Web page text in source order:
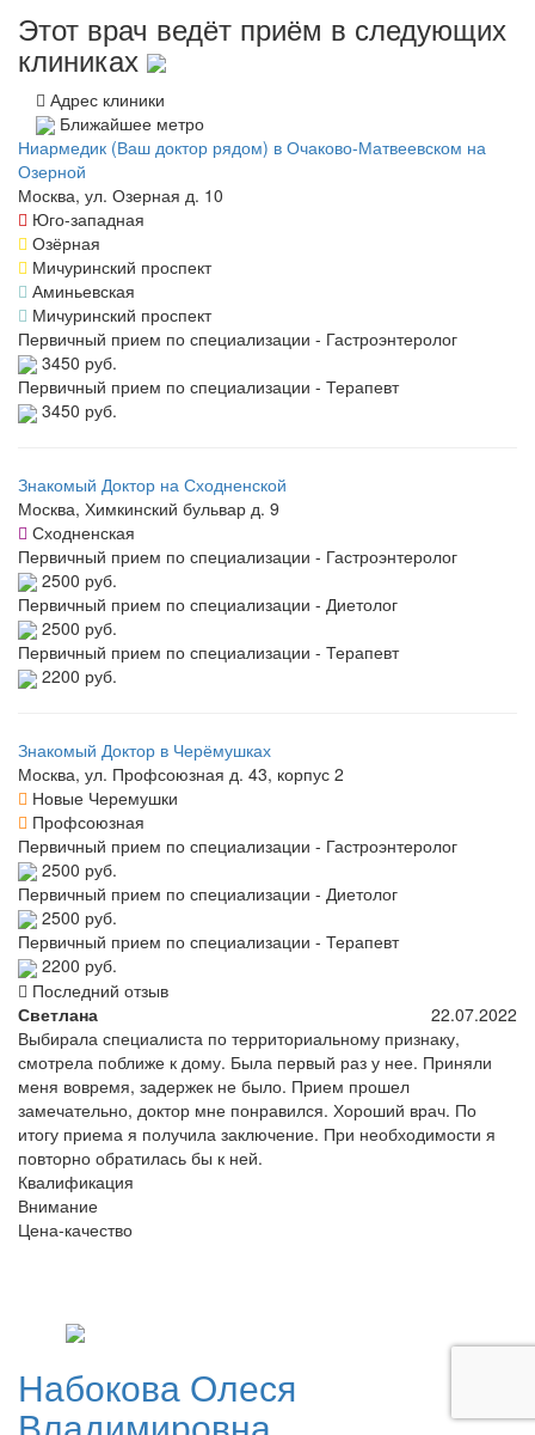
Этот врач ведёт приём в следующих
клиниках
Адрес клиники
Ближайшее метро
Ниармедик (Ваш доктор рядом) в Очаково-Матвеевском на
Озерной
Москва, ул. Озерная д. 10
Юго-западная
Озёрная
Мичуринский проспект
Аминьевская
Мичуринский проспект
Первичный прием по специализации - Гастроэнтеролог
3450 руб.
Первичный прием по специализации - Терапевт
3450 руб.
Знакомый Доктор на Сходненской
Москва, Химкинский бульвар д. 9
Сходненская
Первичный прием по специализации - Гастроэнтеролог
2500 руб.
Первичный прием по специализации - Диетолог
2500 руб.
Первичный прием по специализации - Терапевт
2200 руб.
Знакомый Доктор в Черёмушках
Москва, ул. Профсоюзная д. 43, корпус 2
Новые Черемушки
Профсоюзная
Первичный прием по специализации - Гастроэнтеролог
2500 руб.
Первичный прием по специализации - Диетолог
2500 руб.
Первичный прием по специализации - Терапевт
2200 руб.
Последний отзыв
Светлана
22.07.2022
Выбирала специалиста по территориальному признаку,
смотрела поближе к дому. Была первый раз у нее. Приняли
меня вовремя, задержек не было. Прием прошел
замечательно, доктор мне понравился. Хороший врач. По
итогу приема я получила заключение. При необходимости я
повторно обратилась бы к ней.
Квалификация
Внимание
Цена-качество
Набокова Олеся